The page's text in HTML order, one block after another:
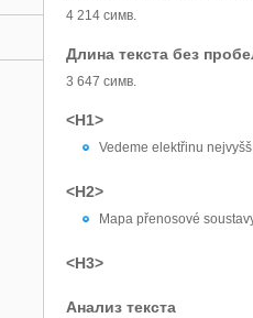
4 214 симв.
Длина текста без
3 647 симв.
<H1>
Vedeme elektřinu
<H2>
Mapa přenosové
<H3>
Анализ текста